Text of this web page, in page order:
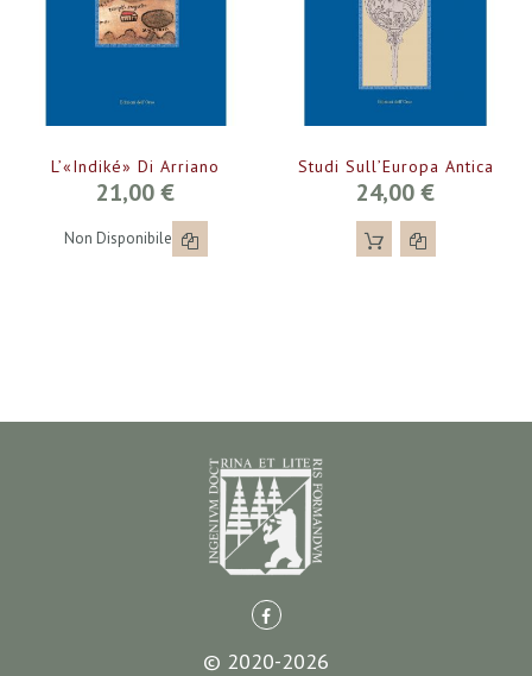
L’«Indiké» Di Arriano
21,00 €
Non Disponibile
Studi Sull’Europa Antica
24,00 €
© 2020-2026